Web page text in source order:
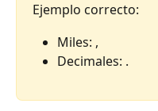
Ejemplo correcto:
Miles: ,
Decimales: .